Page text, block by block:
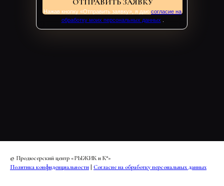
Нажав кнопку «Отправить заявку», я даю согласие на
обработку моих персональных данных
© Продюсерский центр «РЫЖИК и К°»
Политика конфиденциальности | Согласие на обработку персональных данных